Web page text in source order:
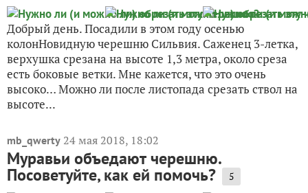
Добрый день. Посадили в этом году осенью
колонНовидную черешню Сильвия. Саженец 3-летка,
верхушка срезана на высоте 1,3 метра, около среза
есть боковые ветки. Мне кажется, что это очень
высоко… Можно ли после листопада срезать ствол на
высоте...
mb_qwerty 24 мая 2018, 18:02
Муравьи объедают черешню.
Посоветуйте, как ей помочь? 5